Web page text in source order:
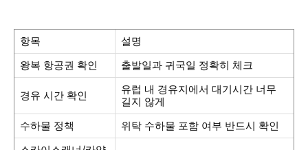
항목
설명
왕복 항공권 확인
출발일과 귀국일 정확히 체크
경유 시간 확인
유럽 내 경유지에서 대기시간 너무
길지 않게
수하물 정책
위탁 수하물 포함 여부 반드시 확인